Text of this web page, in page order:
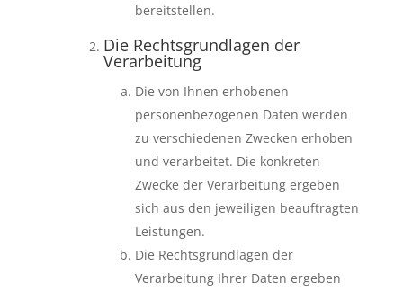
bereitstellen.
Die Rechtsgrundlagen der
Verarbeitung
Die von Ihnen erhobenen
personenbezogenen Daten werden
zu verschiedenen Zwecken erhoben
und verarbeitet. Die konkreten
Zwecke der Verarbeitung ergeben
sich aus den jeweiligen beauftragten
Leistungen.
Die Rechtsgrundlagen der
Verarbeitung Ihrer Daten ergeben